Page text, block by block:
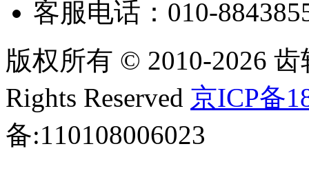
客服电话：010-
版权所有 © 2010-2026
Rights Reserved 京ICP备
备:110108006023